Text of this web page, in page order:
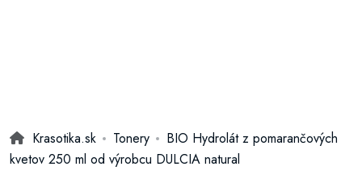
Krasotika.sk Tonery
BIO Hydrolát z pomarančových
kvetov 250 ml od výrobcu DULCIA natural